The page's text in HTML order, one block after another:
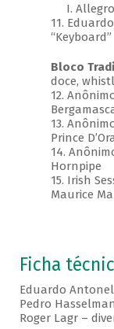
I. Allegro
11.
“Keyboard”
Bloco
doce,
12.
13.
Prince
14.
Hornpipe
15. Irish
Maurice
Ficha
Eduardo
Pedro
Roger Lagr –